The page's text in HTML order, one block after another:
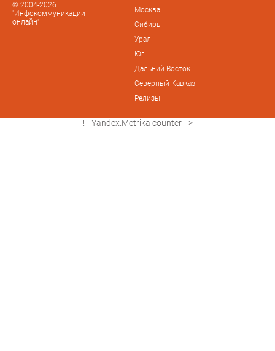
© 2004-2026
"Инфокоммуникации
онлайн"
Москва
Сибирь
Урал
Юг
Дальний Восток
Северный Кавказ
Релизы
!-- Yandex.Metrika counter -->